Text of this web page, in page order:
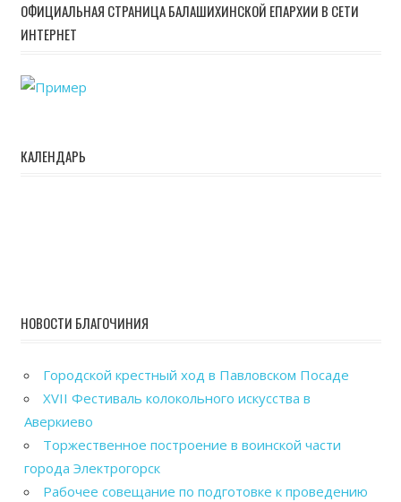
записям
ОФИЦИАЛЬНАЯ СТРАНИЦА БАЛАШИХИНСКОЙ ЕПАРХИИ В СЕТИ
ИНТЕРНЕТ
КАЛЕНДАРЬ
НОВОСТИ БЛАГОЧИНИЯ
Городской крестный ход в Павловском Посаде
XVII Фестиваль колокольного искусства в
Аверкиево
Торжественное построение в воинской части
города Электрогорск
Рабочее совещание по подготовке к проведению